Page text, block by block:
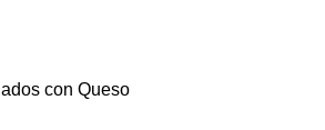
con Queso